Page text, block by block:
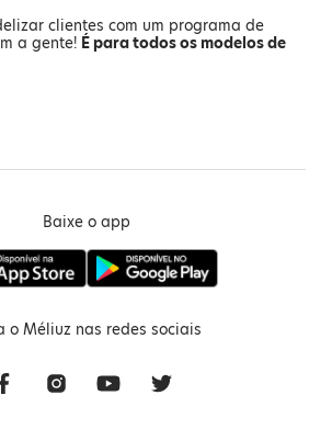
clientes com um programa de
a gente! É para todos os modelos de
Baixe o app
o Méliuz nas redes sociais